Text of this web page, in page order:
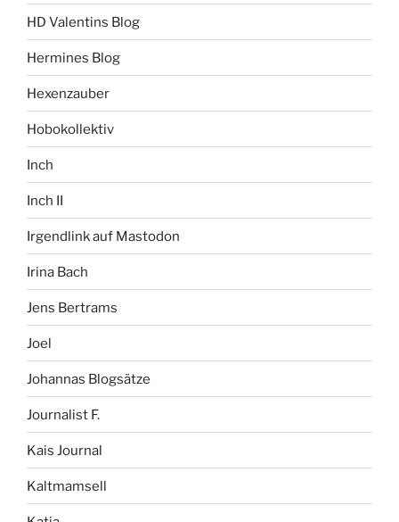
HD Valentins Blog
Hermines Blog
Hexenzauber
Hobokollektiv
Inch
Inch II
Irgendlink auf Mastodon
Irina Bach
Jens Bertrams
Joel
Johannas Blogsätze
Journalist F.
Kais Journal
Kaltmamsell